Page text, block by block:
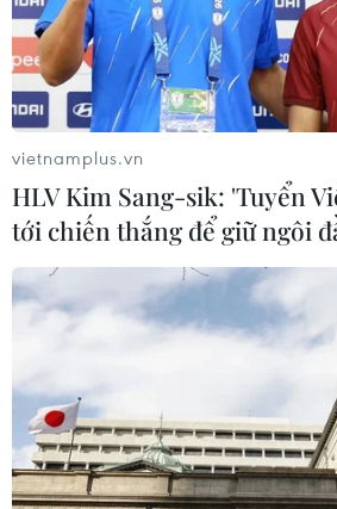
Tiến trình hòa bình Trung
gây hậu quả nghiêm trọng
Theo ông Nickolay Mladenov ngày
đoan, tình trạng dân thường
cửa tiếp tục hoành hành ở Trung
nghiêm trọng vượt ngoài khu vực.
vietnamplus.vn
HLV Kim Sang-sik: 'Tuyển
tới chiến thắng để giữ ngôi